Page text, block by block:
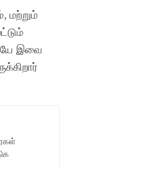
மற்றும்
இவை